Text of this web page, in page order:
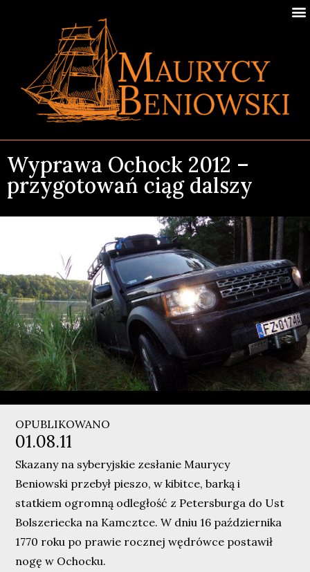
Wyprawa Ochock 2012 –
przygotowań ciąg dalszy
OPUBLIKOWANO
01.08.11
Skazany na syberyjskie zesłanie Maurycy
Beniowski przebył pieszo, w kibitce, barką i
statkiem ogromną odległość z Petersburga do Ust
Bolszeriecka na Kamcztce. W dniu 16 października
1770 roku po prawie rocznej wędrówce postawił
nogę w Ochocku.